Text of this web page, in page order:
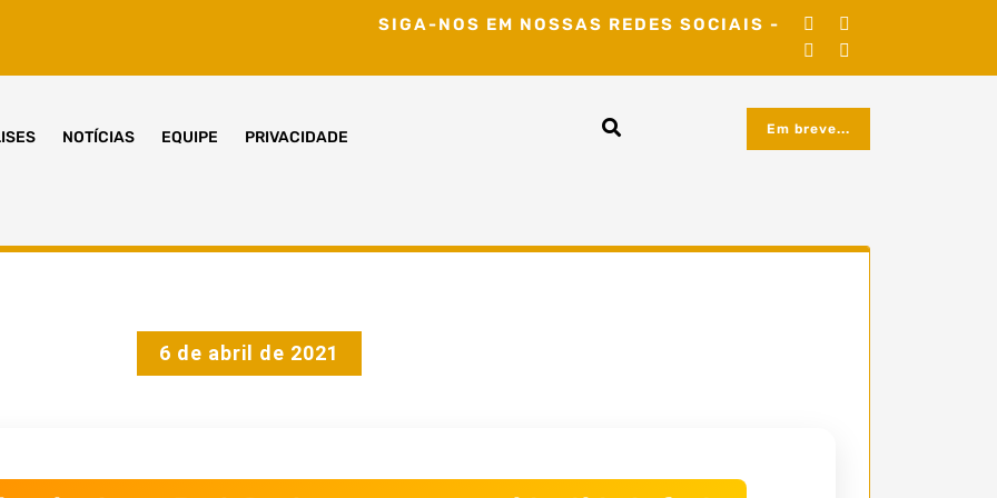
SIGA-NOS EM NOSSAS REDES SOCIAIS -
NOTÍCIAS EQUIPE PRIVACIDADE Em breve...
6 de abril de 2021